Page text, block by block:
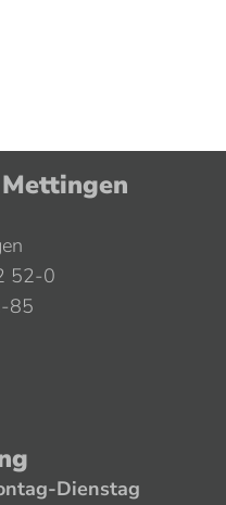
52-0
85
Dienstag